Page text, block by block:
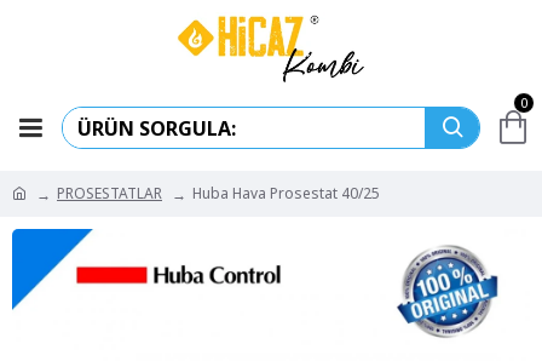
0
PROSESTATLAR Huba Hava Prosestat 40/25